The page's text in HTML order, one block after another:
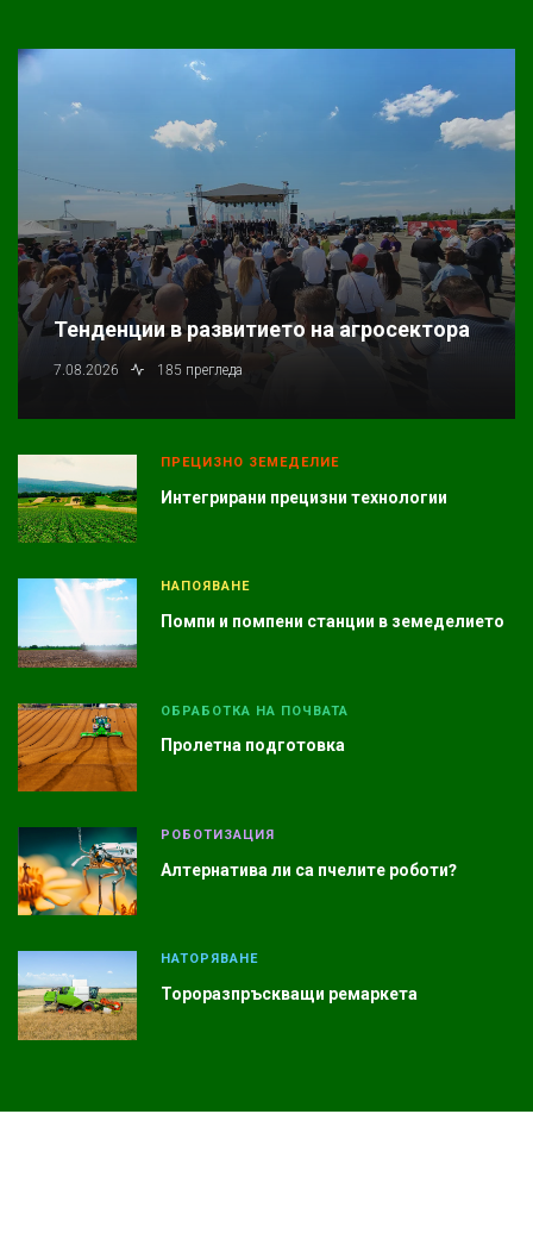
Тенденции в развитието на агросектора
7.08.2026 185 прегледа
ПРЕЦИЗНО ЗЕМЕДЕЛИЕ
Интегрирани прецизни технологии
НАПОЯВАНЕ
Помпи и помпени станции в земеделието
ОБРАБОТКА НА ПОЧВАТА
Пролетна подготовка
РОБОТИЗАЦИЯ
Алтернатива ли са пчелите роботи?
НАТОРЯВАНЕ
Тороразпръскващи ремаркета